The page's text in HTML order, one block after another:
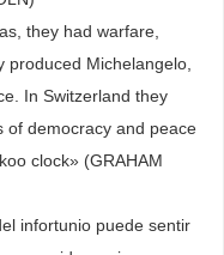
they had warfare,
produced Michelangelo,
In Switzerland they
of democracy and peace
clock» (GRAHAM
infortunio puede sentir